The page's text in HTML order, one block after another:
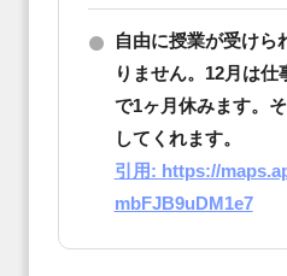
自由に授業が受けら
りません。12月は仕
で1ヶ月休みます。
してくれます。
引用: https://
mbFJB9uDM1e7